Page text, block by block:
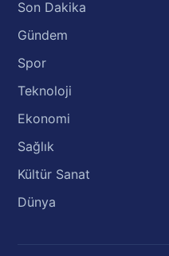
Son Dakika
Gündem
Spor
Teknoloji
Ekonomi
Sağlık
Kültür Sanat
Dünya